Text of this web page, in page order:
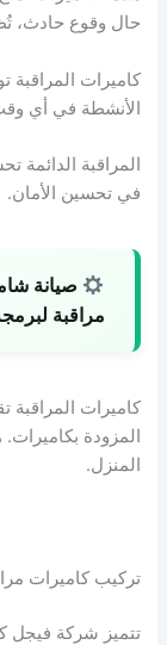
حال وقوع حادث،
كاميرات المراقبة
الأنشطة في أي
المراقبة الدائمة
في تحسين الأمان.
صيانة
مراقبة
كاميرات المراقبة
المزودة
المنزل.
تركيب كاميرات
تتميز شركة فيجل